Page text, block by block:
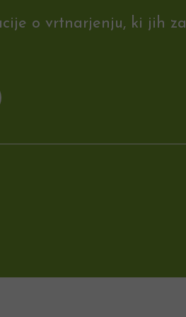
o vrtnarjenju, ki jih za